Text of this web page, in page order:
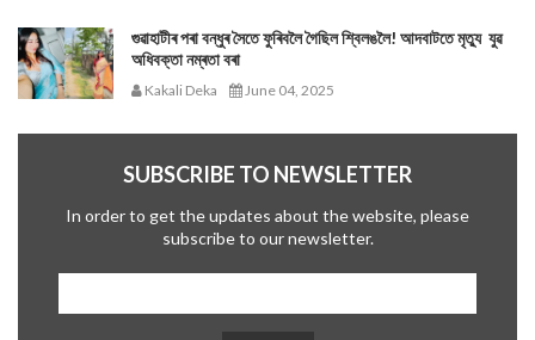
গুৱাহাটীৰ পৰা বন্ধুৰ সৈতে ফুৰিবলৈ গৈছিল শ্বিলঙলৈ! আদবাটতে মৃত্যু যুৱ
অধিবক্তা নম্ৰতা বৰা
Kakali Deka June 04, 2025
SUBSCRIBE TO NEWSLETTER
In order to get the updates about the website, please
subscribe to our newsletter.